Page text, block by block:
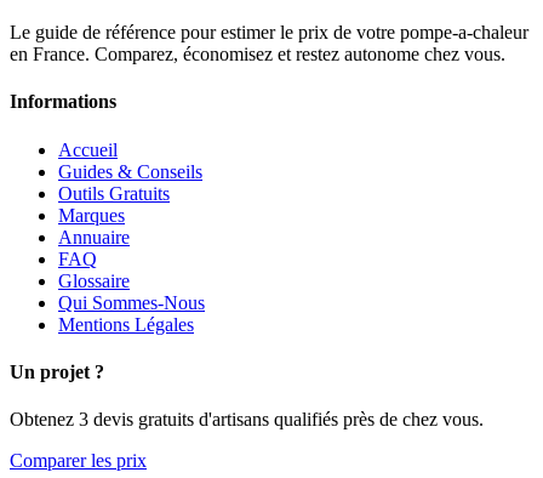
Le guide de référence pour estimer le prix de votre pompe-a-chaleur
en France. Comparez, économisez et restez autonome chez vous.
Informations
Accueil
Guides & Conseils
Outils Gratuits
Marques
Annuaire
FAQ
Glossaire
Qui Sommes-Nous
Mentions Légales
Un projet ?
Obtenez 3 devis gratuits d'artisans qualifiés près de chez vous.
Comparer les prix